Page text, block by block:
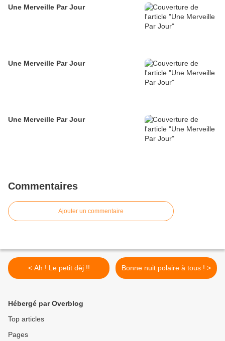
Une Merveille Par Jour
Une Merveille Par Jour
Une Merveille Par Jour
Commentaires
Ajouter un commentaire
< Ah ! Le petit dèj !! Bonne nuit polaire à tous ! >
Hébergé par Overblog
Top articles
Pages